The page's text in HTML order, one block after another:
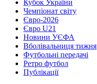
Кубок України
Чемпіонат світу
Євро-2026
Євро U21
Новини УЄФА
Вболівальниця тижня
Футбольні передачі
Ретро футбол
Публікації